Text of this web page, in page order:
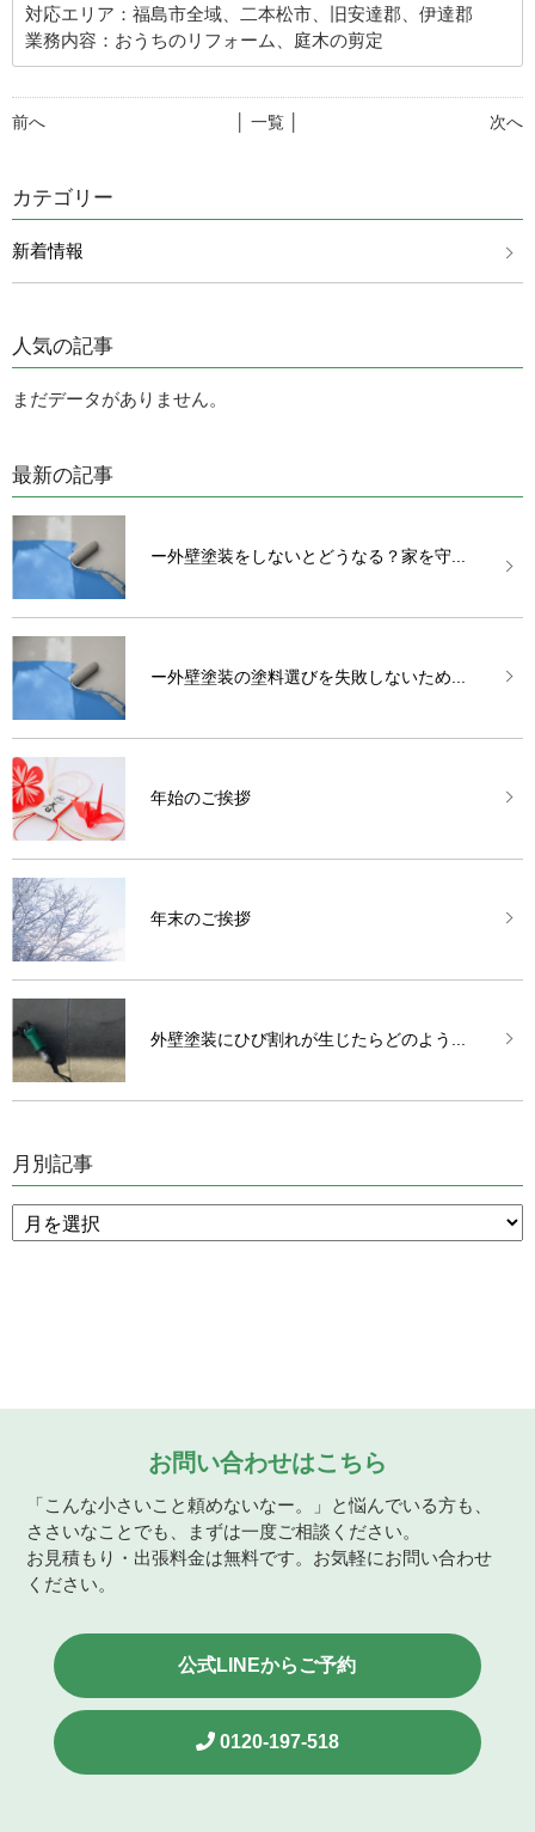
対応エリア：福島市全域、二本松市、旧安達郡、伊達郡
業務内容：おうちのリフォーム、庭木の剪定
前へ 次へ
│ 一覧 │
カテゴリー
新着情報
人気の記事
まだデータがありません。
最新の記事
ー外壁塗装をしないとどうなる？家を守...
ー外壁塗装の塗料選びを失敗しないため...
年始のご挨拶
年末のご挨拶
外壁塗装にひび割れが生じたらどのよう...
月別記事
お問い合わせはこちら
「こんな小さいこと頼めないなー。」と悩んでいる方も、
ささいなことでも、まずは一度ご相談ください。
お見積もり・出張料金は無料です。お気軽にお問い合わせ
ください。
公式LINEからご予約
0120-197-518